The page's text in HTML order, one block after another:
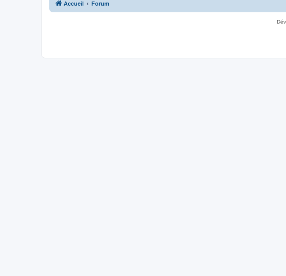
Accueil Forum